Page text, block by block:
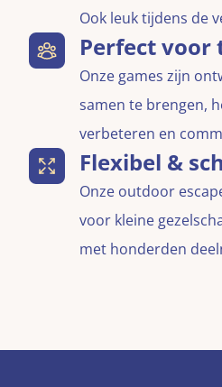
Ook leuk tijdens de
Perfect
Onze games zijn
samen te brengen,
verbeteren en
Flexibel &
Onze outdoor
voor kleine
met honderden